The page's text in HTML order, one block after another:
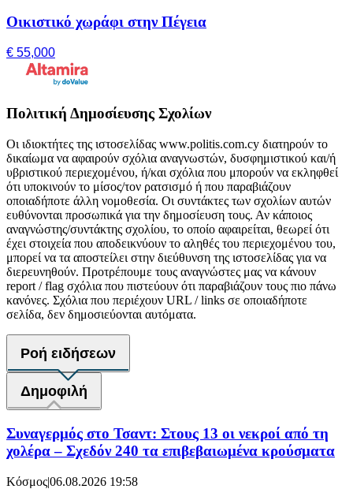
Οικιστικό χωράφι στην Πέγεια
€ 55,000
Πολιτική Δημοσίευσης Σχολίων
Οι ιδιοκτήτες της ιστοσελίδας www.politis.com.cy διατηρούν το
δικαίωμα να αφαιρούν σχόλια αναγνωστών, δυσφημιστικού και/ή
υβριστικού περιεχομένου, ή/και σχόλια που μπορούν να εκληφθεί
ότι υποκινούν το μίσος/τον ρατσισμό ή που παραβιάζουν
οποιαδήποτε άλλη νομοθεσία. Οι συντάκτες των σχολίων αυτών
ευθύνονται προσωπικά για την δημοσίευση τους. Αν κάποιος
αναγνώστης/συντάκτης σχολίου, το οποίο αφαιρείται, θεωρεί ότι
έχει στοιχεία που αποδεικνύουν το αληθές του περιεχομένου του,
μπορεί να τα αποστείλει στην διεύθυνση της ιστοσελίδας για να
διερευνηθούν. Προτρέπουμε τους αναγνώστες μας να κάνουν
report / flag σχόλια που πιστεύουν ότι παραβιάζουν τους πιο πάνω
κανόνες. Σχόλια που περιέχουν URL / links σε οποιαδήποτε
σελίδα, δεν δημοσιεύονται αυτόματα.
Ροή ειδήσεων
Δημοφιλή
Συναγερμός στο Τσαντ: Στους 13 οι νεκροί από τη
χολέρα – Σχεδόν 240 τα επιβεβαιωμένα κρούσματα
Κόσμος|06.08.2026 19:58